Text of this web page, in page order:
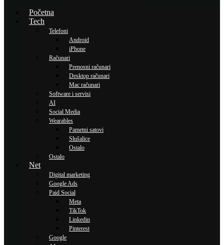
Početna
Tech
Telefoni
Android
iPhone
Računari
Prenosni računari
Desktop računari
Mac računari
Software i servisi
AI
Social Media
Wearables
Pametni satovi
Slušalice
Ostalo
Ostalo
Net
Digital marketing
Google Ads
Paid Social
Meta
TikTok
Linkedin
Pinterest
Google